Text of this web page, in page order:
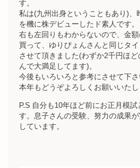
す。
私は(九州出身ということもあり)、
を機に株デビューしたド素人です。
右も左回りもわからないので、金
買って、ゆりぴょんさんと同じタ
させて頂きました(わずか2千円ほ
んで大満足してます)。
今後もいろいろと参考にさせて下さ
本年もどうぞよろしくお願いいた
P.S 自分も10年ほど前にお正月模
す。息子さんの受験、努力の成果
しています。